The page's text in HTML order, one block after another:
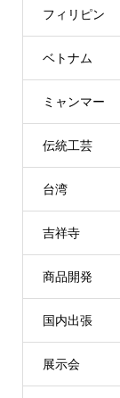
フィリピン
ベトナム
ミャンマー
伝統工芸
台湾
吉祥寺
商品開発
国内出張
展示会